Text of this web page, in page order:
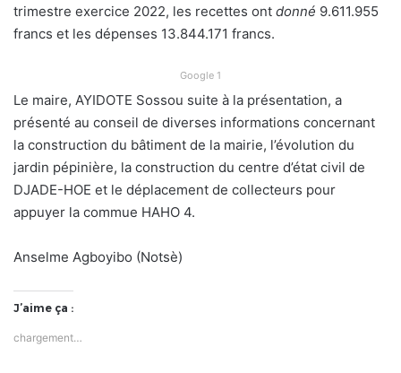
trimestre exercice 2022, les recettes ont donné 9.611.955
francs et les dépenses 13.844.171 francs.
Google 1
Le maire, AYIDOTE Sossou suite à la présentation, a
présenté au conseil de diverses informations concernant
la construction du bâtiment de la mairie, l’évolution du
jardin pépinière, la construction du centre d’état civil de
DJADE-HOE et le déplacement de collecteurs pour
appuyer la commue HAHO 4.
Anselme Agboyibo (Notsè)
J’aime ça :
chargement…